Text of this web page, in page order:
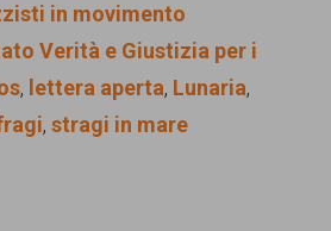
in movimento
Verità e Giustizia per i
, lettera aperta, Lunaria,
, stragi in mare